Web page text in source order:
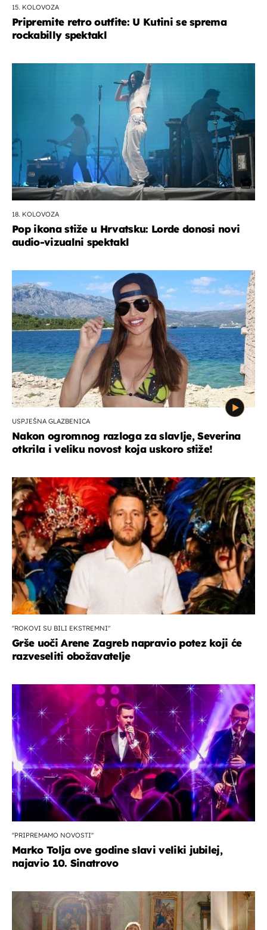
15. KOLOVOZA
Pripremite retro outfite: U Kutini se sprema
rockabilly spektakl
18. KOLOVOZA
Pop ikona stiže u Hrvatsku: Lorde donosi novi
audio-vizualni spektakl
USPJEŠNA GLAZBENICA
Nakon ogromnog razloga za slavlje, Severina
otkrila i veliku novost koja uskoro stiže!
"ROKOVI SU BILI EKSTREMNI"
Grše uoči Arene Zagreb napravio potez koji će
razveseliti obožavatelje
''PRIPREMAMO NOVOSTI''
Marko Tolja ove godine slavi veliki jubilej,
najavio 10. Sinatrovo